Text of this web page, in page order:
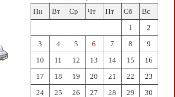
Пн
Вт Ср Чт Пт Сб Вс
1 2
3 4 5 6 7 8 9
10 11 12 13 14 15 16
17 18 19 20 21 22 23
24 25 26 27 28 29 30